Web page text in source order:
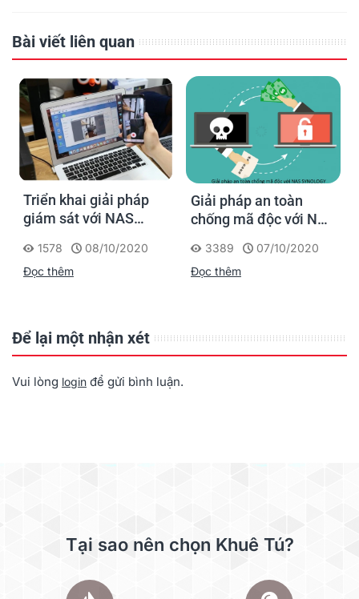
Bài viết liên quan
Triển khai giải pháp
giám sát với NAS
1578
08/10/2020
Đọc thêm
Giải pháp an toàn
chống mã độc với NAS
3389
07/10/2020
Đọc thêm
Để lại một nhận xét
Vui lòng login để gửi bình luận.
Tại sao nên chọn Khuê Tú?